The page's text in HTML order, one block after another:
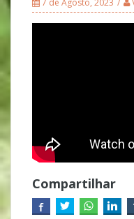
7 de Agosto, 2023
Compartilhar